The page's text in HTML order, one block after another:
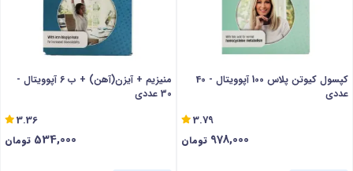
کپسول کیوتن پلاس 100 آپوویتال - 40
عددی
3.79
978,000 تومان
منیزیم + آیزن(آهن) + ب 6 آپوویتال -
30 عددی
3.36
534,000 تومان